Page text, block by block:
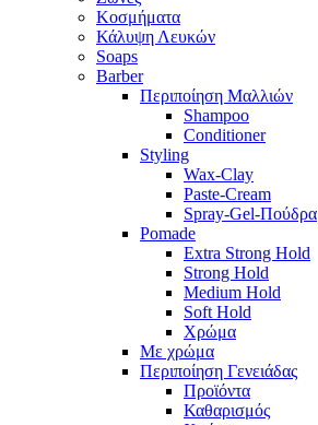
Κοσμήματα
Κάλυψη Λευκών
Soaps
Barber
Περιποίηση Μαλλιών
Shampoo
Conditioner
Styling
Wax-Clay
Paste-Cream
Spray-Gel-Πούδρα
Pomade
Extra Strong Hold
Strong Hold
Medium Hold
Soft Hold
Χρώμα
Με χρώμα
Περιποίηση Γενειάδας
Προϊόντα
Καθαρισμός